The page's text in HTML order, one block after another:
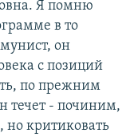
Я помню
в то
он
с позиций
по прежним
течет - починим,
но критиковать